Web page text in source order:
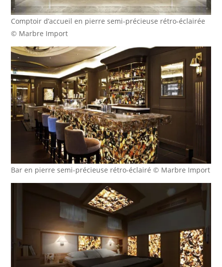
Comptoir d’accueil en pierre semi-précieuse rétro-éclairée
© Marbre Import
Bar en pierre semi-précieuse rétro-éclairé © Marbre Import